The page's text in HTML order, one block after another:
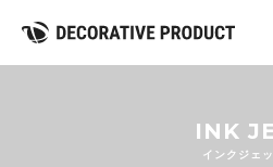
INK
インクジェ